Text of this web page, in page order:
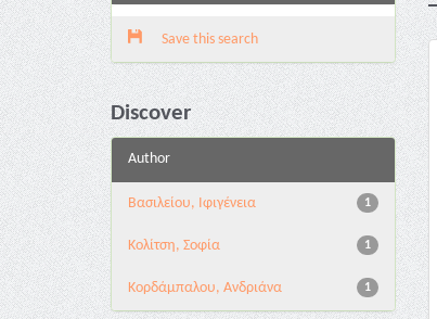
Save this search
Discover
Author
1
Βασιλείου, Ιφιγένεια
1
Κολίτση, Σοφία
1
Κορδάμπαλου, Ανδριάνα